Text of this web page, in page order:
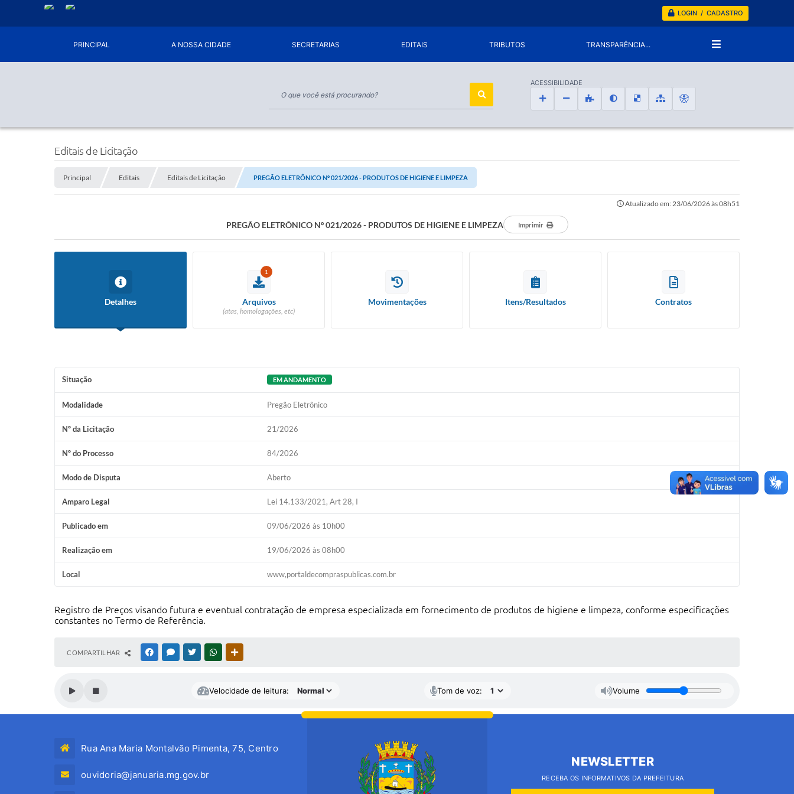
LOGIN / CADASTRO
PRINCIPAL A NOSSA CIDADE SECRETARIAS EDITAIS TRIBUTOS TRANSPARÊNCIA...
ACESSIBILIDADE
Editais de Licitação
Principal Editais Editais de Licitação PREGÃO ELETRÔNICO Nº 021/2026 - PRODUTOS DE HIGIENE E LIMPEZA
Atualizado em: 23/06/2026 às 08h51
PREGÃO ELETRÔNICO Nº 021/2026 - PRODUTOS DE HIGIENE E LIMPEZA Imprimir
Detalhes
1
Arquivos
(atas, homologações, etc)
Movimentações Itens/Resultados Contratos
Situação EM ANDAMENTO
Modalidade Pregão Eletrônico
Nº da Licitação 21/2026
Nº do Processo 84/2026
Modo de Disputa Aberto
Amparo Legal Lei 14.133/2021, Art 28, I
Publicado em 09/06/2026 às 10h00
Realização em 19/06/2026 às 08h00
Local www,portaldecompraspublicas.com.br
Registro de Preços visando futura e eventual contratação de empresa especializada em fornecimento de produtos de higiene e limpeza, conforme especificações
constantes no Termo de Referência.
COMPARTILHAR FACEBOOKMESSENGER
TWITTERWHATSAPP
Velocidade de leitura: Tom de voz: Volume
Rua Ana Maria Montalvão Pimenta, 75, Centro
ouvidoria@januaria.mg.gov.br
NEWSLETTER
RECEBA OS INFORMATIVOS DA PREFEITURA